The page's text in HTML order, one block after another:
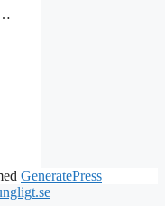
…
GeneratePress